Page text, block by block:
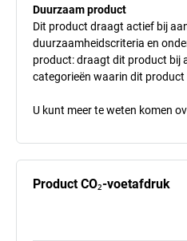
Duurzaam product
Dit product draagt actief bij
duurzaamheidscriteria en
product: draagt dit product bij
categorieën waarin dit product
U kunt meer te weten komen
Product CO₂-voetafdruk